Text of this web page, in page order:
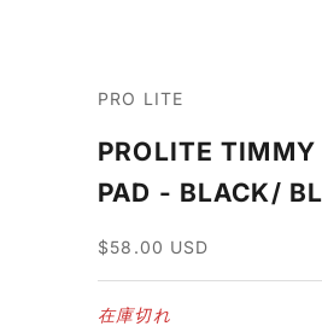
PRO LITE
PROLITE TIMMY
PAD - BLACK/
セール価格
$58.00 USD
在庫切れ